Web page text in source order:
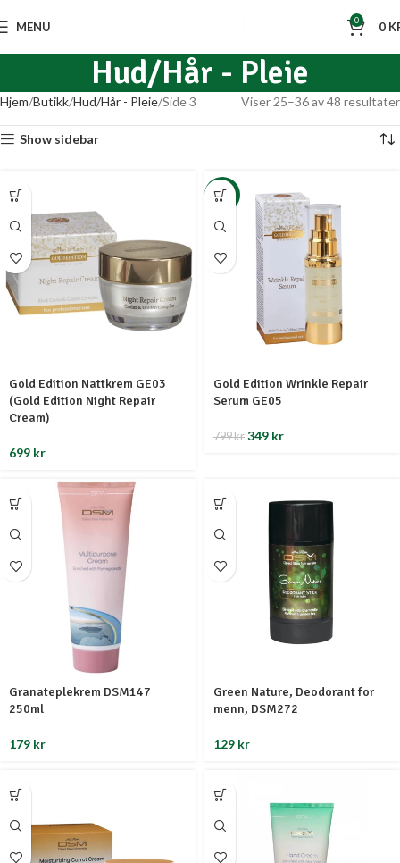
MENU 0 0
Hud/Hår - Pleie
Hjem Butikk Hud/Hår - Pleie Side 3 Viser 25–36 av 48 resultater
Show sidebar
Gold Edition Nattkrem GE03
(Gold Edition Night Repair
Cream)
699 kr
-56%
Gold Edition Wrinkle Repair
Serum GE05
799kr 349 kr
Granateplekrem DSM147
250ml
179 kr
Green Nature, Deodorant for
menn, DSM272
129 kr